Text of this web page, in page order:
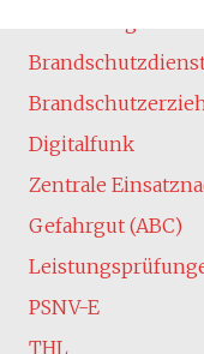
Digitalfunk
Zentrale
Gefahrgut (ABC)
PSNV-E
THL